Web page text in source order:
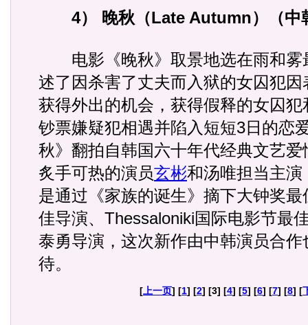
4） 晚秋（Late Autumn）（中
电影《晚秋》取景地选在雨和雾
述了因杀害了丈夫而入狱的女囚犯
获得外出的机会，获得假释的女囚
钞票嫌疑犯相遇并陷入短短3日的恋
秋》翻拍自韩国六十年代经典文艺
炙手可热的演员玄彬和汤唯担当主
是通过《家族的诞生》摘下大钟奖
佳导演、Thessaloniki国际电影节最
泰勇导演，这次新作由中韩演员合
待。
[ 上一页] [1] [2] [3] [4] [5] [6] [7] [8] [